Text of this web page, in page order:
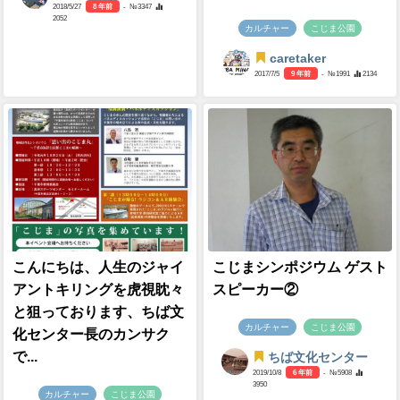
2018/5/27 8 年前
- №3347
2052
カルチャー こじま公園
caretaker
2017/7/5 9 年前 - №1991 2134
こんにちは、人生のジャイ
アントキリングを虎視眈々
と狙っております、ちば文
化センター長のカンサク
で...
カルチャー こじま公園
こじまシンポジウム ゲスト
スピーカー②
カルチャー こじま公園
ちば文化センター
2019/10/8 6 年前
- №5908
3950